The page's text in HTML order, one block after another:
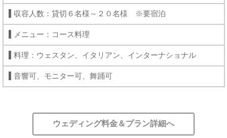
収容人数：貸切６名様～２０名様 ※要宿泊
メニュー：コース料理
料理：ウェスタン、イタリアン、インターナショナル
音響可、モニター可、舞踊可
ウェディング料金＆プラン詳細へ